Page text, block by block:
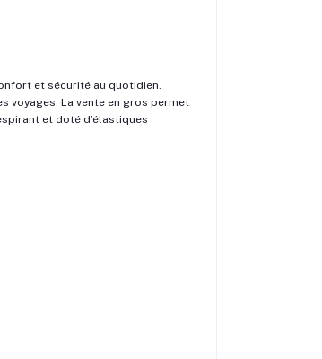
et sécurité au quotidien.
voyages. La vente en gros permet
et doté d’élastiques